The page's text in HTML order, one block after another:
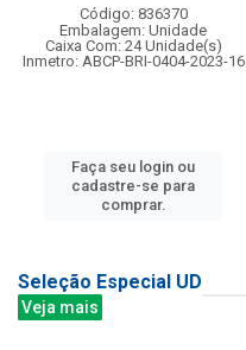
Código: 836370
Embalagem: Unidade
Caixa Com: 24 Unidade(s)
Inmetro: ABCP-BRI-0404-2023-16
Faça seu login ou
cadastre-se para
comprar.
Seleção Especial UD
Veja mais